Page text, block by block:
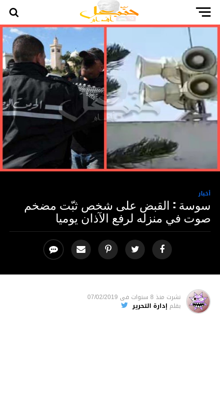
أخبار
سوسة : القبض على شخص ثبّت مضخم
صوت في منزله لرفع الآذان يوميا
نشرت منذ 8 سنوات فى 07/02/2019
بقلم إدارة التحرير